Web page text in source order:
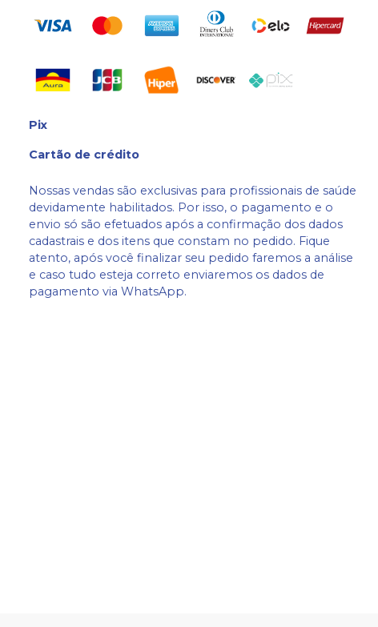
Pix
Cartão de crédito
Nossas vendas são exclusivas para profissionais de saúde
devidamente habilitados. Por isso, o pagamento e o
envio só são efetuados após a confirmação dos dados
cadastrais e dos itens que constam no pedido. Fique
atento, após você finalizar seu pedido faremos a análise
e caso tudo esteja correto enviaremos os dados de
pagamento via WhatsApp.